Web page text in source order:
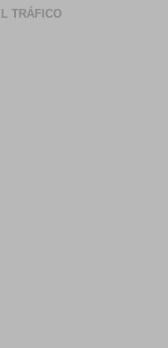
TRÁFICO